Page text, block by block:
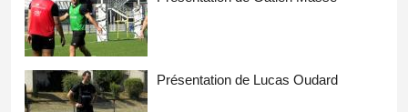
Présentation de Lucas Oudard